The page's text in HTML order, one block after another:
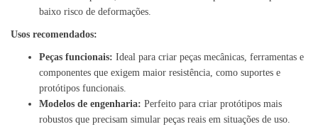
baixo risco de deformações.
Usos recomendados:
Peças funcionais: Ideal para criar peças mecânicas, ferramentas e
componentes que exigem maior resistência, como suportes e
protótipos funcionais.
Modelos de engenharia: Perfeito para criar protótipos mais
robustos que precisam simular peças reais em situações de uso.